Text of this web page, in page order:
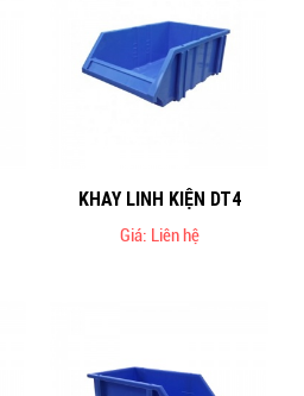
KHAY LINH KIỆN DT4
Giá: Liên hệ